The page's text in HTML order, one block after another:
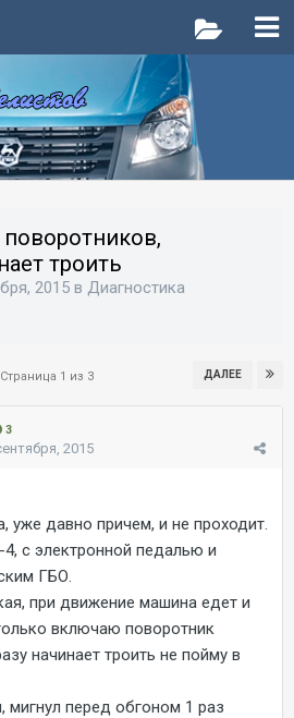
троить
2015 в Диагностика
ДАЛЕЕ
Страница 1 из 3
3
2015
уже давно причем, и не проходит.
с электронной педалью и
ГБО.
при движение машина едет и
включаю поворотник
начинает троить не пойму в
мигнул перед обгоном 1 раз